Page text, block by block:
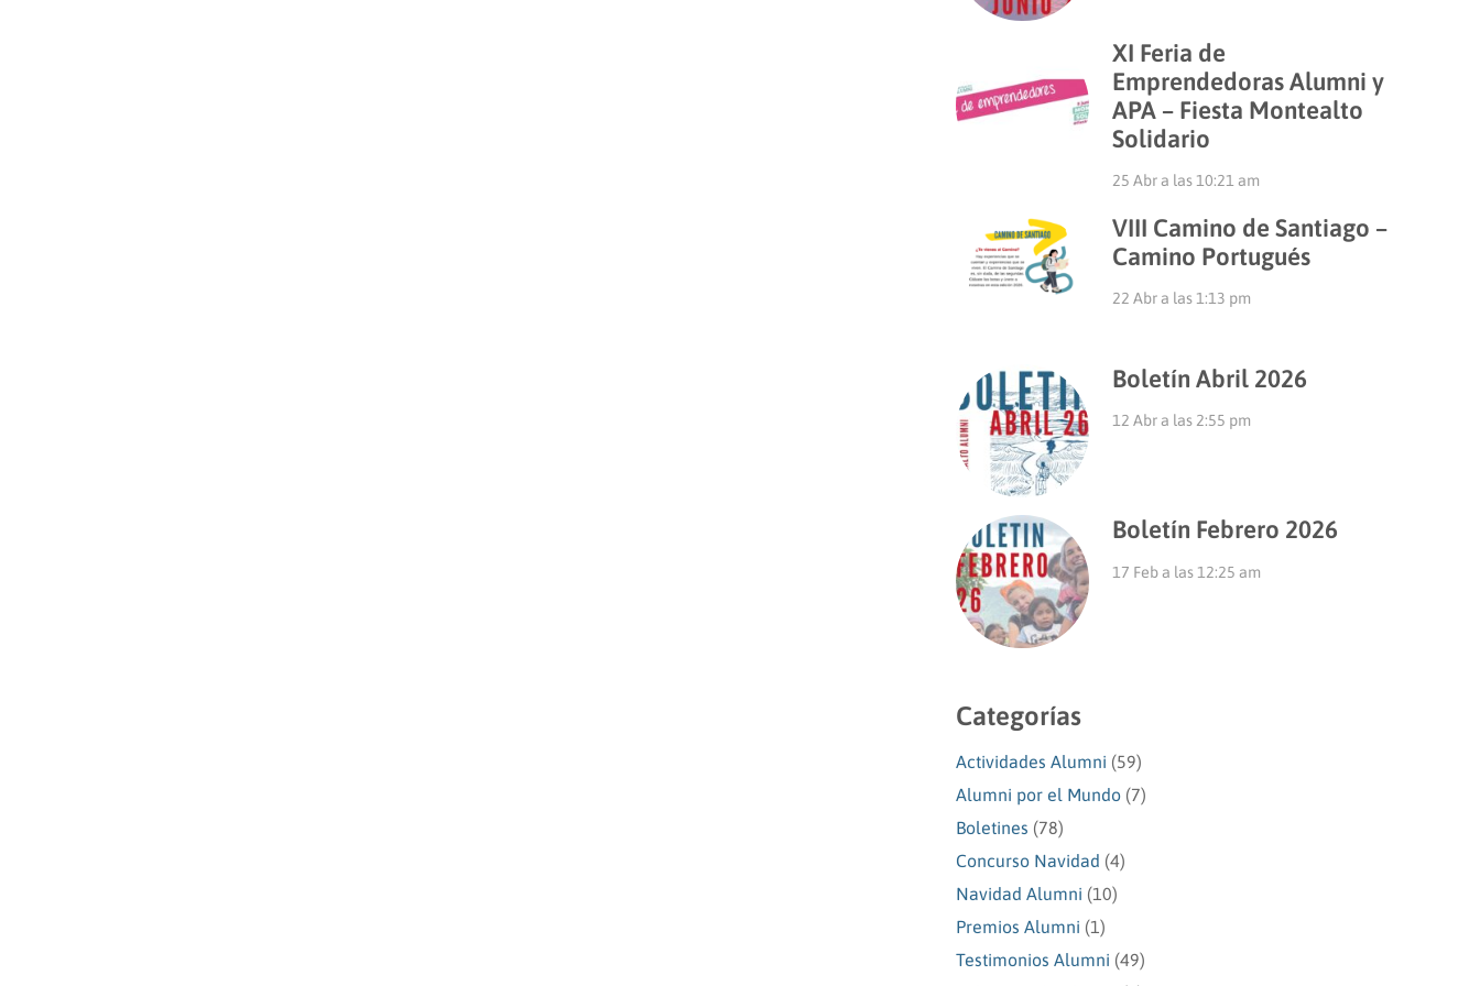
XI Feria de
Emprendedoras Alumni y
APA – Fiesta Montealto
Solidario
25 Abr a las 10:21 am
VIII Camino de Santiago –
Camino Portugués
22 Abr a las 1:13 pm
Boletín Abril 2026
12 Abr a las 2:55 pm
Boletín Febrero 2026
17 Feb a las 12:25 am
Categorías
Actividades Alumni (59)
Alumni por el Mundo (7)
Boletines (78)
Concurso Navidad (4)
Navidad Alumni (10)
Premios Alumni (1)
Testimonios Alumni (49)